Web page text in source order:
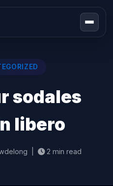
sodales
libero
| 2 min read